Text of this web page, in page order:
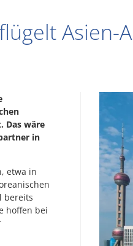
Asien-
Das wäre
in
etwa in
bereits
hoffen bei